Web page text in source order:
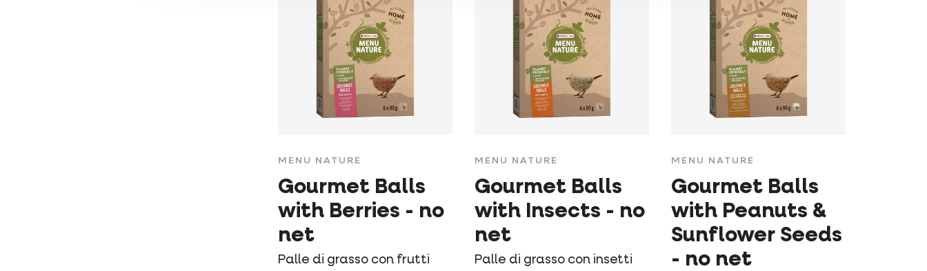
MENU NATURE
Gourmet Balls
with Berries - no
net
Palle di grasso con frutti
MENU NATURE
Gourmet Balls
with Insects - no
net
Palle di grasso con insetti
MENU NATURE
Gourmet Balls
with Peanuts &
Sunflower Seeds
- no net